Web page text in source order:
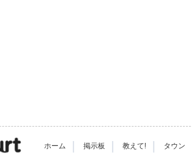
ホーム 掲示板 教えて! タウン